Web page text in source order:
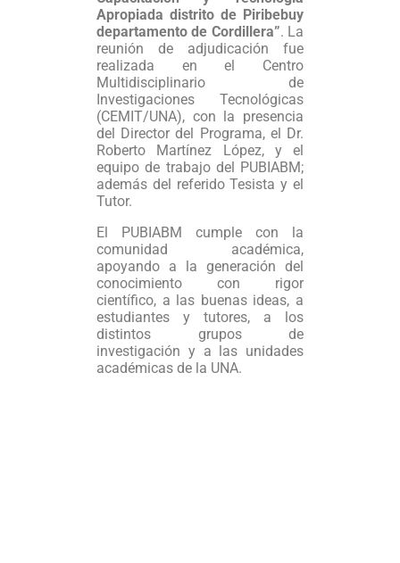
Apropiada distrito de Piribebuy
departamento de Cordillera”. La
reunión de adjudicación fue
realizada en el Centro
Multidisciplinario de
Investigaciones Tecnológicas
(CEMIT/UNA), con la presencia
del Director del Programa, el Dr.
Roberto Martínez López, y el
equipo de trabajo del PUBIABM;
además del referido Tesista y el
Tutor.
El PUBIABM cumple con la
comunidad académica,
apoyando a la generación del
conocimiento con rigor
científico, a las buenas ideas, a
estudiantes y tutores, a los
distintos grupos de
investigación y a las unidades
académicas de la UNA.